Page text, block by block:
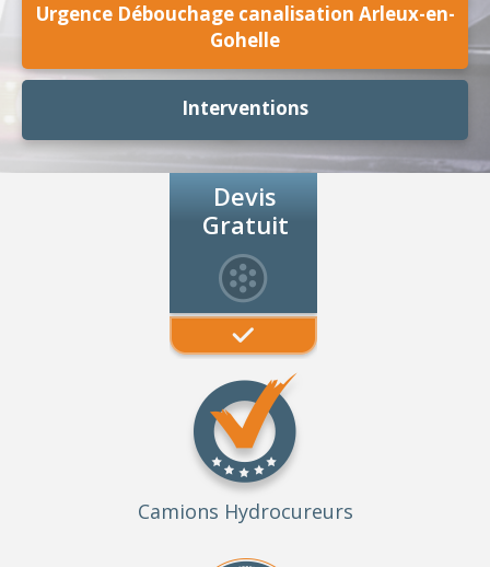
Urgence Débouchage canalisation Arleux-en-
Gohelle
Interventions
Devis
Gratuit
Camions Hydrocureurs